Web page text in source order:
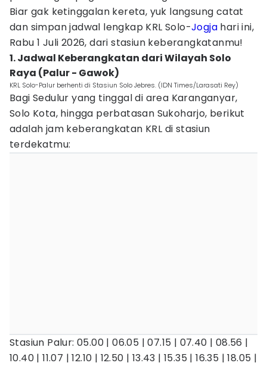
Biar gak ketinggalan kereta, yuk langsung catat
dan simpan jadwal lengkap KRL Solo-Jogja hari ini,
Rabu 1 Juli 2026, dari stasiun keberangkatanmu!
1. Jadwal Keberangkatan dari Wilayah Solo
Raya (Palur - Gawok)
KRL Solo-Palur berhenti di Stasiun Solo Jebres. (IDN Times/Larasati Rey)
Bagi Sedulur yang tinggal di area Karanganyar,
Solo Kota, hingga perbatasan Sukoharjo, berikut
adalah jam keberangkatan KRL di stasiun
terdekatmu:
Stasiun Palur: 05.00 | 06.05 | 07.15 | 07.40 | 08.56 |
10.40 | 11.07 | 12.10 | 12.50 | 13.43 | 15.35 | 16.35 | 18.05 |